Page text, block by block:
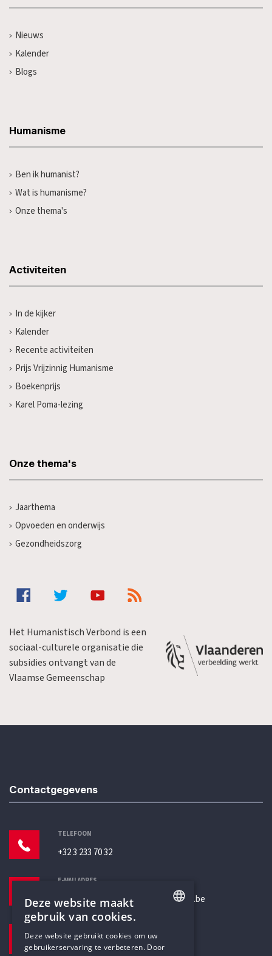
Nieuws
Kalender
Blogs
Humanisme
Ben ik humanist?
Wat is humanisme?
Onze thema's
Activiteiten
In de kijker
Kalender
Recente activiteiten
Prijs Vrijzinnig Humanisme
Boekenprijs
Karel Poma-lezing
Onze thema's
Jaarthema
Opvoeden en onderwijs
Gezondheidszorg
Het Humanistisch Verbond is een
sociaal-culturele organisatie die
subsidies ontvangt van de
Vlaamse Gemeenschap
Contactgegevens
TELEFOON
+32 3 233 70 32
E-MAILADRES
secretariaat@humanistischverbond.be
Pottenbrug 4
DUTCH
Deze website maakt
gebruik van cookies.
Deze website gebruikt cookies om uw
gebruikerservaring te verbeteren. Door